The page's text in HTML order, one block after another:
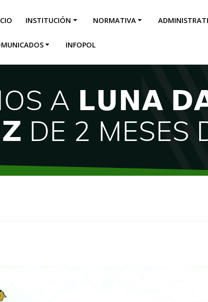
INSTITUCIÓN NORMATIVA
INFOPOL
A 𝗟𝗨𝗡𝗔
2 MESES